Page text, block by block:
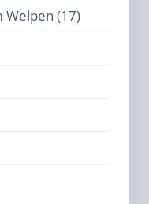
Welpen (17)